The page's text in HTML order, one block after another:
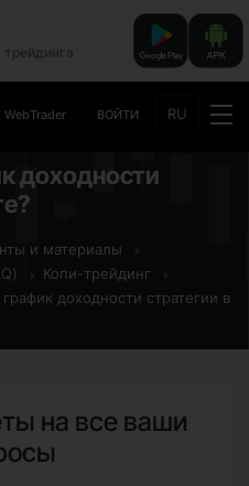
доходности
и материалы
Копи-трейдинг
график доходности стратегии в
WebTrader ВОЙТИ RU
на все ваши